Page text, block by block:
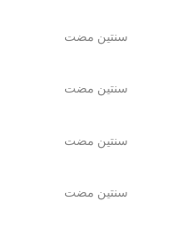
سنتين مضت
سنتين مضت
سنتين مضت
سنتين مضت